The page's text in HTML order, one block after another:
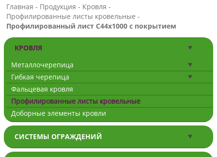
Главная - Продукция - Кровля -
Профилированные листы кровельные -
Профилированный лист С44х1000 с покрытием
КРОВЛЯ
Металлочерепица
Гибкая черепица
Фальцевая кровля
Профилированные листы кровельные
Доборные элементы кровли
СИСТЕМЫ ОГРАЖДЕНИЙ